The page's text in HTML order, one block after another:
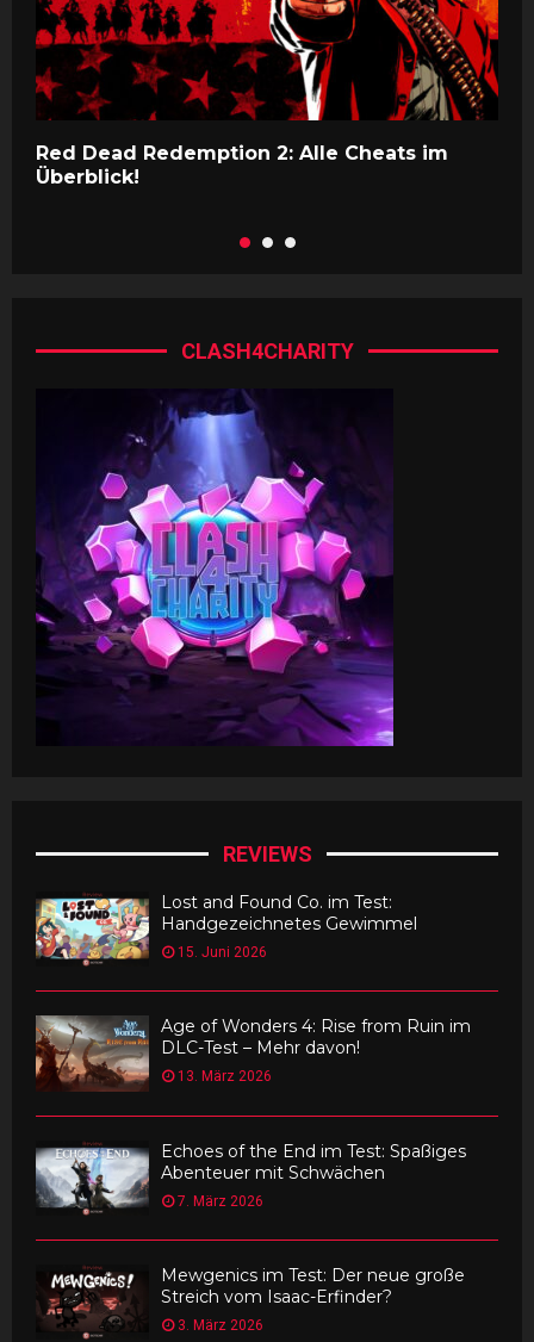
Red Dead Redemption 2: Alle Cheats im
Überblick!
CLASH4CHARITY
REVIEWS
Lost and Found Co. im Test:
Handgezeichnetes Gewimmel
15. Juni 2026
Age of Wonders 4: Rise from Ruin im
DLC-Test – Mehr davon!
13. März 2026
Echoes of the End im Test: Spaßiges
Abenteuer mit Schwächen
7. März 2026
Mewgenics im Test: Der neue große
Streich vom Isaac-Erfinder?
3. März 2026